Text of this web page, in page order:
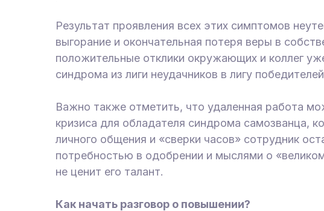
Результат проявления всех этих симптомов
выгорание и окончательная потеря веры в
положительные отклики окружающих и коллег
синдрома из лиги неудачников в лигу
Важно также отметить, что удаленная работа
кризиса для обладателя синдрома самозванца,
личного общения и «сверки часов» сотрудник
потребностью в одобрении и мыслями о
не ценит его талант.
Как начать разговор о повышении?